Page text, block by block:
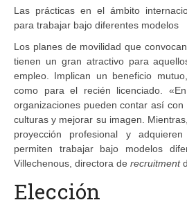
Las prácticas en el ámbito
para trabajar bajo diferentes modelos
Los planes de movilidad que
tienen un gran atractivo para
empleo. Implican un beneficio
como para el recién licenciado.
organizaciones pueden contar así
culturas y mejorar su imagen.
proyección profesional y
permiten trabajar bajo modelos
Villechenous, directora de recruitment
Elección